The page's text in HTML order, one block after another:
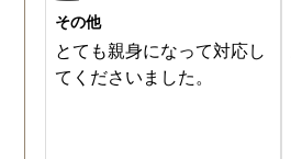
その他
とても親身になって対応し
てくださいました。